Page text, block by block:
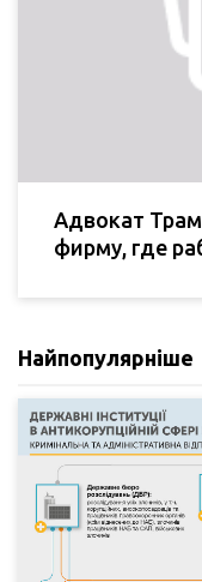
Адвокат
фирму, где
Найпопулярніше